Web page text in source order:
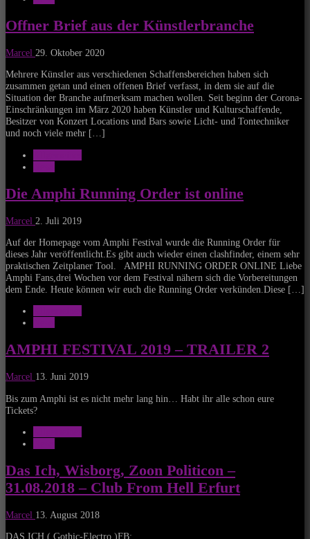
Offner Brief aus der Künstlerbranche
Marcel 29. Oktober 2020
Mehrere Künstler aus verschiedenen Schaffensbereichen haben sich
zusammen getan und einen offenen Brief verfasst, in dem sie auf die
Situation der Branche aufmerksam machen wollen. Seit beginn der Corona-
Einschränkungen im März 2020 haben Künstler und Kulturschaffende,
Besitzer von Konzert Locations und Bars sowie Licht- und Tontechniker
und noch viele mehr […]
Die Amphi Running Order ist online
Marcel 2. Juli 2019
Auf der Homepage vom Amphi Festival wurde die Running Order für
dieses Jahr veröffentlicht.Es gibt auch wieder einen clashfinder, einem sehr
praktischen Zeitplaner Tool. AMPHI RUNNING ORDER ONLINE Liebe
Amphi Fans,drei Wochen vor dem Festival nähern sich die Vorbereitungen
dem Ende. Heute können wir euch die Running Order verkünden.Diese […]
AMPHI FESTIVAL 2019 – TRAILER 2
Marcel 13. Juni 2019
Bis zum Amphi ist es nicht mehr lang hin… Habt ihr alle schon eure
Tickets?
Das Ich, Wisborg, Zoon Politicon –
31.08.2018 – Club From Hell Erfurt
Marcel 13. August 2018
DAS ICH ( Gothic-Electro )FB: